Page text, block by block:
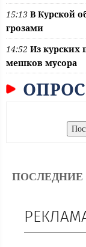
15:13 В Курской
грозами
14:52 Из курских
мешков мусора
ОПРОС